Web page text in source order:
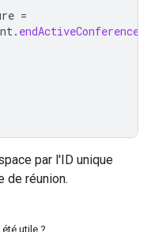
=
.
par l'ID unique
de réunion.
utile ?